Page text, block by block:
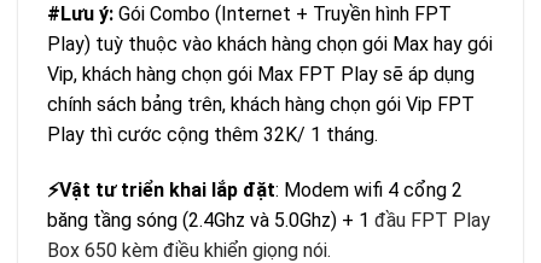
#Lưu ý: Gói Combo (Internet + Truyền hình FPT
Play) tuỳ thuộc vào khách hàng chọn gói Max hay gói
Vip, khách hàng chọn gói Max FPT Play sẽ áp dụng
chính sách bảng trên, khách hàng chọn gói Vip FPT
Play thì cước cộng thêm 32K/ 1 tháng.
⚡️Vật tư triển khai lắp đặt: Modem wifi 4 cổng 2
băng tầng sóng (2.4Ghz và 5.0Ghz) + 1 đầu FPT Play
Box 650 kèm điều khiển giọng nói.